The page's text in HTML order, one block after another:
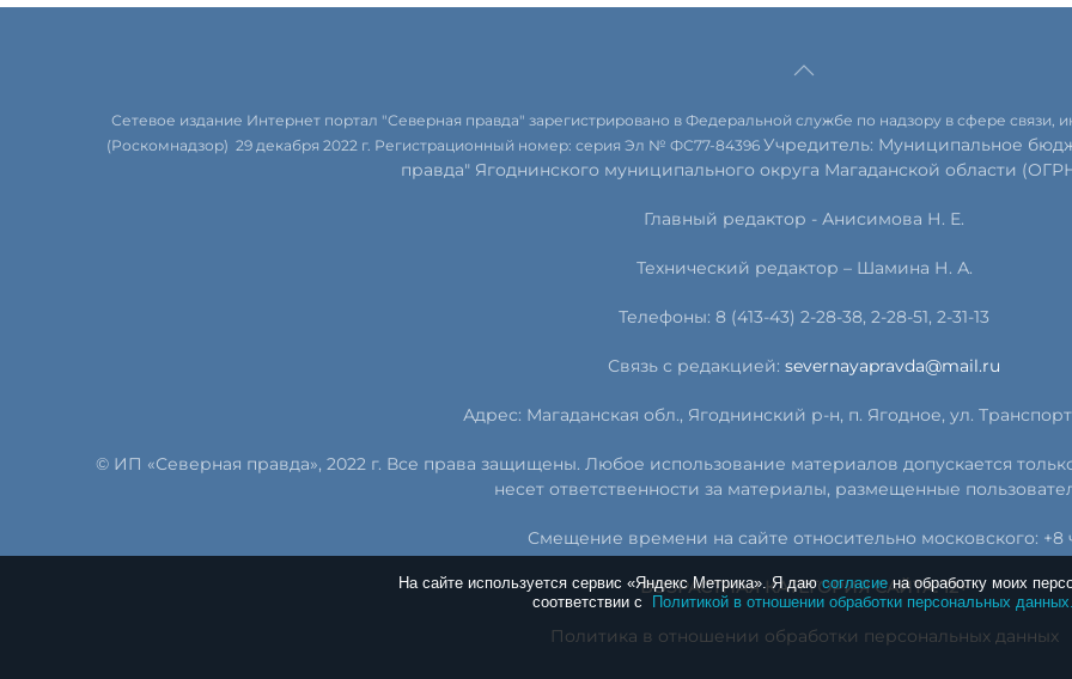
На сайте используется сервис «Яндекс Метрика». Я даюсогласиена обработку моих
соответствии с
Политикой в отношении обработки персональных
Сетевое издание Интернет портал "Северная правда" зарегистрировано в Федеральной службе по надзору в сфере
(Роскомнадзор) 29 декабря 2022 г. Регистрационный номер: серия Эл № ФС77-84396 Учредитель: Муниципальное
правда" Ягоднинского муниципального округа Магаданской области (ОГРН
Главный редактор - Анисимова Н. Е.
Технический редактор – Шамина Н. А.
Телефоны: 8 (413-43) 2-28-38, 2-28-51, 2-31-13
Связь с редакцией: severnayapravda@mail.ru
Адрес: Магаданская обл., Ягоднинский р-н, п. Ягодное, ул.
© ИП «Северная правда», 2022 г. Все права защищены. Любое использование материалов допускается
несет ответственности за материалы, размещенные
Смещение времени на сайте относительно московского: +8
ВОЗРАСТНАЯ КАТЕГОРИЯ САЙТА: 12+
Политика в отношении обработки персональных данных